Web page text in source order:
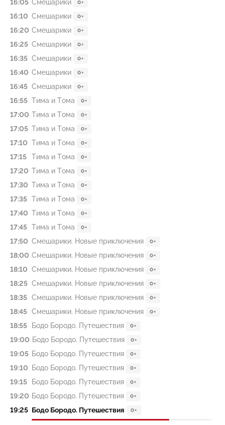
16:05 Смешарики 0+
16:10 Смешарики 0+
16:20 Смешарики 0+
16:25 Смешарики 0+
16:35 Смешарики 0+
16:40 Смешарики 0+
16:45 Смешарики 0+
16:55 Тима и Тома 0+
17:00 Тима и Тома 0+
17:05 Тима и Тома 0+
17:10 Тима и Тома 0+
17:15 Тима и Тома 0+
17:20 Тима и Тома 0+
17:30 Тима и Тома 0+
17:35 Тима и Тома 0+
17:40 Тима и Тома 0+
17:45 Тима и Тома 0+
17:50 Смешарики. Новые приключения 0+
18:00 Смешарики. Новые приключения 0+
18:10 Смешарики. Новые приключения 0+
18:25 Смешарики. Новые приключения 0+
18:35 Смешарики. Новые приключения 0+
18:45 Смешарики. Новые приключения 0+
18:55 Бодо Бородо. Путешествия 0+
19:00 Бодо Бородо. Путешествия 0+
19:05 Бодо Бородо. Путешествия 0+
19:10 Бодо Бородо. Путешествия 0+
19:15 Бодо Бородо. Путешествия 0+
19:20 Бодо Бородо. Путешествия 0+
19:25 Бодо Бородо. Путешествия 0+